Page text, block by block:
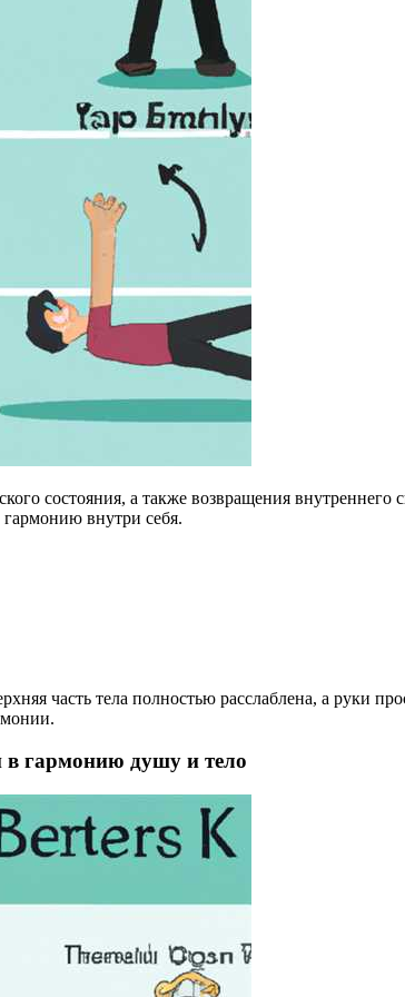
состояния, а также возвращения
гармонию внутри себя.
часть тела полностью расслаблена, а руки
в гармонию душу и тело